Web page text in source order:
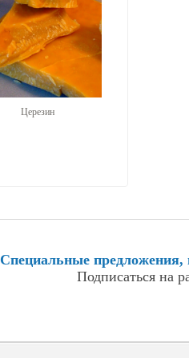
Церезин
Специальные предложения,
Подписаться на